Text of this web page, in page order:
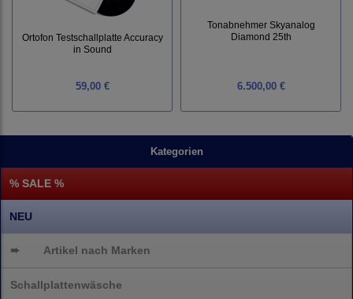
Kategorien
% SALE %
NEU
➨ Artikel nach Marken
Schallplattenwäsche
Ortofon Testschallplatte Accuracy
in Sound
59,00 €
Tonabnehmer Skyanalog
Diamond 25th
6.500,00 €